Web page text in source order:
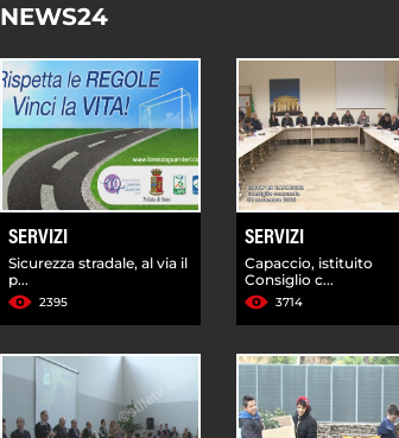
NEWS24
SERVIZI
Sicurezza stradale, al via il
p...
2395
SERVIZI
Capaccio, istituito
Consiglio c...
3714